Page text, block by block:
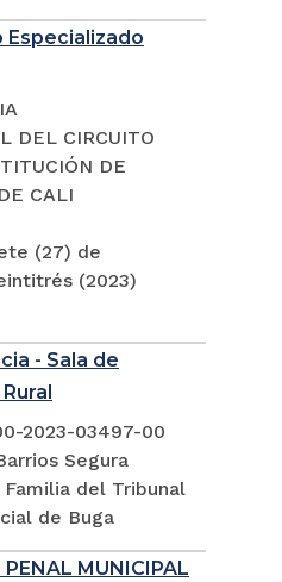
Especializado
DEL CIRCUITO
DE
CALI
(27) de
(2023)
- Sala de
2023-03497-00
Segura
del Tribunal
de Buga
MUNICIPAL